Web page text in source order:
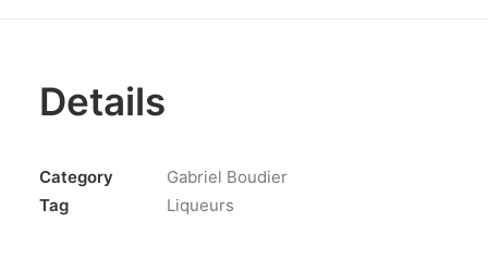
Details
Category
Gabriel Boudier
Tag
Liqueurs